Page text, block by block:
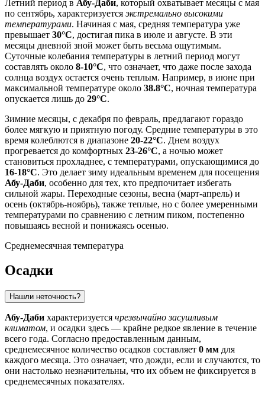
Летний период в Абу-Даби, который охватывает месяцы с мая
по сентябрь, характеризуется экстремально высокими
температурами. Начиная с мая, средняя температура уже
превышает 30°C, достигая пика в июле и августе. В эти
месяцы дневной зной может быть весьма ощутимым.
Суточные колебания температуры в летний период могут
составлять около 8-10°C, что означает, что даже после захода
солнца воздух остается очень теплым. Например, в июне при
максимальной температуре около 38.8°C, ночная температура
опускается лишь до 29°C.
Зимние месяцы, с декабря по февраль, предлагают гораздо
более мягкую и приятную погоду. Средние температуры в это
время колеблются в диапазоне 20-22°C. Днем воздух
прогревается до комфортных 23-26°C, а ночью может
становиться прохладнее, с температурами, опускающимися до
16-18°C. Это делает зиму идеальным временем для посещения
Абу-Даби, особенно для тех, кто предпочитает избегать
сильной жары. Переходные сезоны, весна (март-апрель) и
осень (октябрь-ноябрь), также теплые, но с более умеренными
температурами по сравнению с летним пиком, постепенно
повышаясь весной и понижаясь осенью.
Среднемесячная температура
Осадки
Нашли неточность?
Абу-Даби характеризуется чрезвычайно засушливым
климатом, и осадки здесь — крайне редкое явление в течение
всего года. Согласно предоставленным данным,
среднемесячное количество осадков составляет 0 мм для
каждого месяца. Это означает, что дожди, если и случаются, то
они настолько незначительны, что их объем не фиксируется в
среднемесячных показателях.